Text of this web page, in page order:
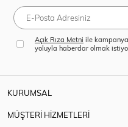
Açık Rıza Metni ile
yoluyla haberdar olmak
KURUMSAL
MÜŞTERİ HİZMETLERİ